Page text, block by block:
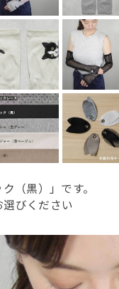
（黒）」です。
びください